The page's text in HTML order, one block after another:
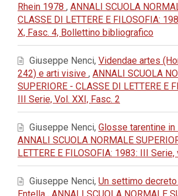
Rhein 1978 , ANNALI SCUOLA
CLASSE DI LETTERE E FILOSOFIA:
X, Fasc. 4, Bollettino bibliografico
Giuseppe Nenci, Videndae artes
242) e arti visive , ANNALI SCUOLA
SUPERIORE - CLASSE DI LETTERE E
III Serie, Vol. XXI, Fasc. 2
Giuseppe Nenci, Glosse tarentine in
ANNALI SCUOLA NORMALE
LETTERE E FILOSOFIA: 1983: III
Giuseppe Nenci, Un settimo